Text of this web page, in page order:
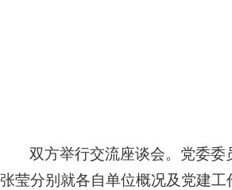
双方举行交流座谈会。党委
张莹分别就各自单位概况及党建